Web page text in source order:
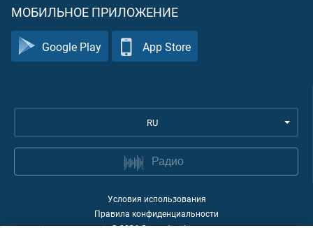
МОБИЛЬНОЕ ПРИЛОЖЕНИЕ
Google Play App Store
RU
Радио
Условия использования
Правила конфиденциальности